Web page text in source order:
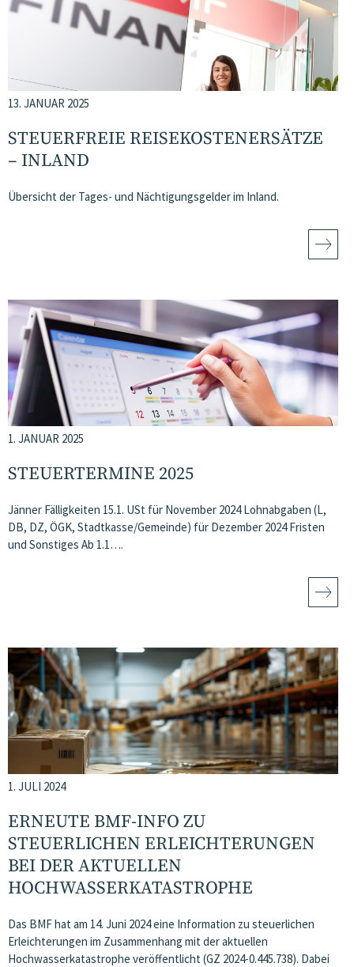
13. JANUAR 2025
STEUERFREIE REISEKOSTENERSÄTZE
– INLAND
Übersicht der Tages- und Nächtigungsgelder im Inland.
1. JANUAR 2025
STEUERTERMINE 2025
Jänner Fälligkeiten 15.1. USt für November 2024 Lohnabgaben (L,
DB, DZ, ÖGK, Stadtkasse/Gemeinde) für Dezember 2024 Fristen
und Sonstiges Ab 1.1….
1. JULI 2024
ERNEUTE BMF-INFO ZU
STEUERLICHEN ERLEICHTERUNGEN
BEI DER AKTUELLEN
HOCHWASSERKATASTROPHE
Das BMF hat am 14. Juni 2024 eine Information zu steuerlichen
Erleichterungen im Zusammenhang mit der aktuellen
Hochwasserkatastrophe veröffentlicht (GZ 2024-0.445.738). Dabei